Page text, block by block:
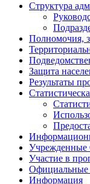
Структура
Полномочия,
Защита
Результаты
Участие в
Официальные
Информация